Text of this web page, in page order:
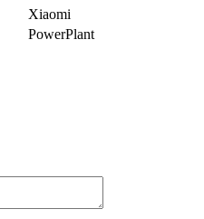
Xiaomi
PowerPlant